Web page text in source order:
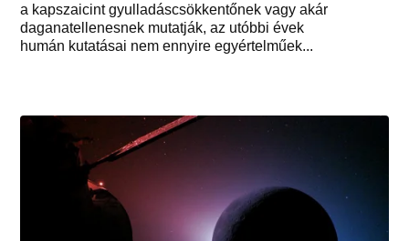
a kapszaicint gyulladáscsökkentőnek vagy akár
daganatellenesnek mutatják, az utóbbi évek
humán kutatásai nem ennyire egyértelműek...